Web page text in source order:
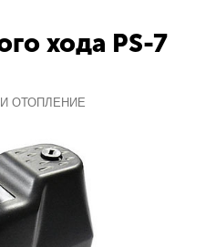
хода PS-7
ОТОПЛЕНИЕ